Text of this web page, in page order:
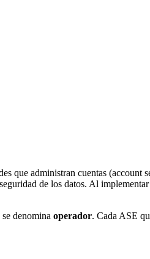
que administran cuentas (account
de los datos. Al
denomina operador. Cada ASE